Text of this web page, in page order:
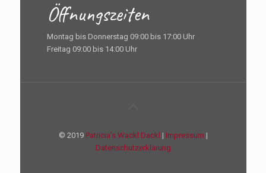
Öffnungszeiten
Montag bis Donnerstag 09:00 bis 17:00 Uhr
Freitag 09:00 bis 14:00 Uhr
© 2019 Patricia's Wackl Dackl | Impressum |
Datenschutzerklärung